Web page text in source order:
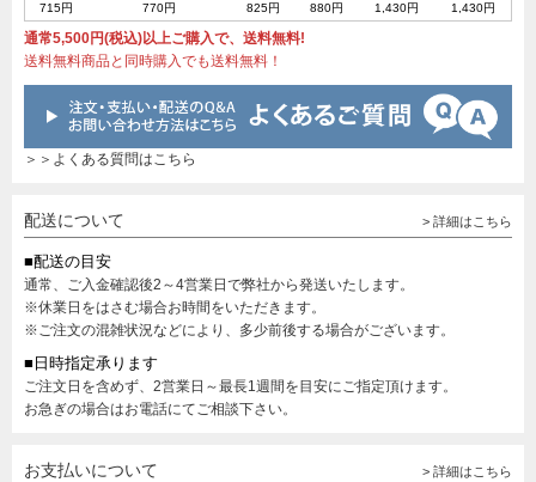
715円 770円 825円 880円 1,430円 1,430円
通常5,500円(税込)以上ご購入で、送料無料!
送料無料商品と同時購入でも送料無料！
＞＞よくある質問はこちら
配送について > 詳細はこちら
■配送の目安
通常、ご入金確認後2～4営業日で弊社から発送いたします。
※休業日をはさむ場合お時間をいただきます。
※ご注文の混雑状況などにより、多少前後する場合がございます。
■日時指定承ります
ご注文日を含めず、2営業日～最長1週間を目安にご指定頂けます。
お急ぎの場合はお電話にてご相談下さい。
お支払いについて > 詳細はこちら